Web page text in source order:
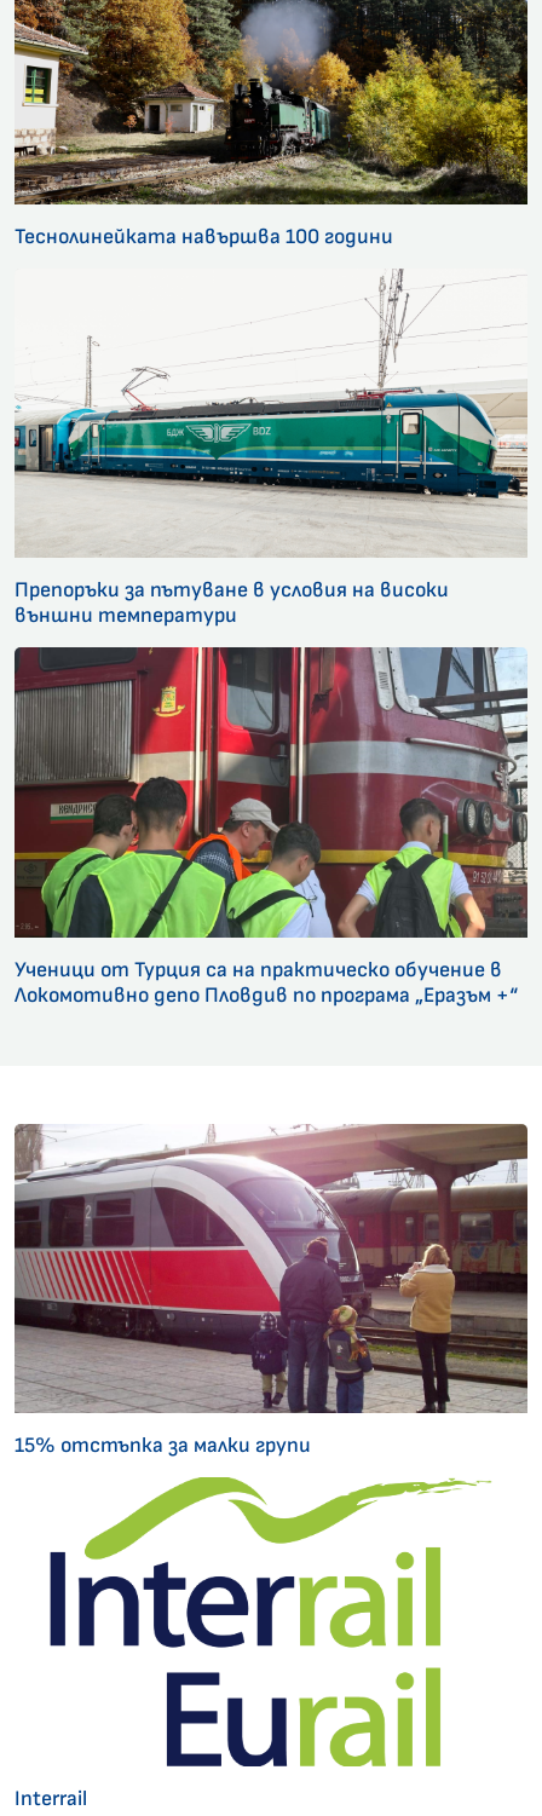
Теснолинейката навършва 100 години
Препоръки за пътуване в условия на високи
външни температури
Ученици от Турция са на практическо обучение в
Локомотивно депо Пловдив по програма „Еразъм +“
15% отстъпка за малки групи
Interrail